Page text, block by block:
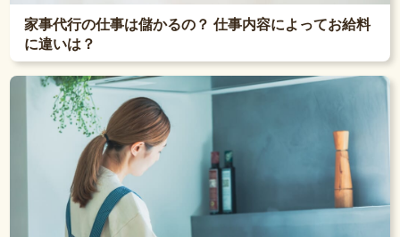
家事代行の仕事は儲かるの？ 仕事内容によってお給料
に違いは？